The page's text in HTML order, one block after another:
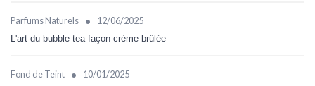
Parfums Naturels • 12/06/2025
L'art du bubble tea façon crème brûlée
Fond de Teint • 10/01/2025